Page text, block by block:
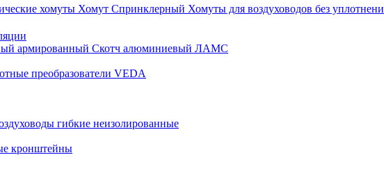
хомуты Хомут Спринклерный Хомуты для воздуховодов без
армированный Скотч алюминиевый ЛАМС
преобразователи VEDA
гибкие неизолированные
кронштейны